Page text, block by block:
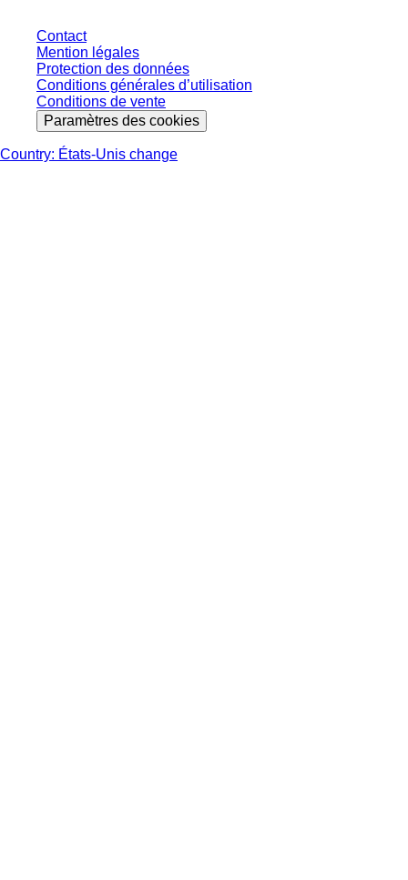
Contact
Mention légales
Protection des données
Conditions générales d’utilisation
Conditions de vente
Paramètres des cookies
Country: États-Unis change